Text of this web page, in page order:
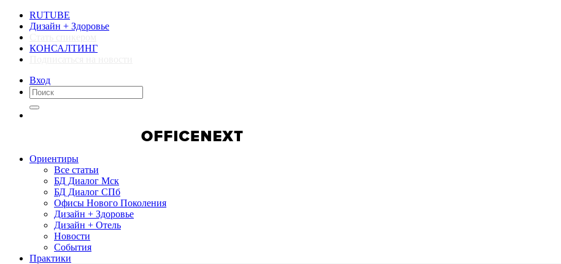
RUTUBE
Дизайн + Здоровье
КОНСАЛТИНГ
Вход
Ориентиры
Все статьи
БД Диалог Мск
БД Диалог СПб
Офисы Нового Поколения
Дизайн + Здоровье
Дизайн + Отель
Новости
События
Практики